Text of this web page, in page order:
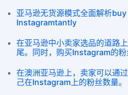
亚马逊无货源模式全面解析
Instagramtantly
在亚马逊中小卖家选品的道路
尾。同时，购买Instagram的粉
在澳洲亚马逊上，卖家可以通
己在Instagram上的粉丝数量。